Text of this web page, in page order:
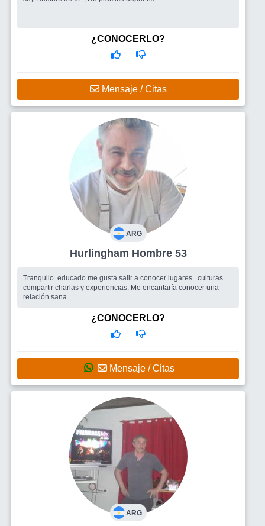
¿CONOCERLO?
Mensaje / Citas
ARG
Hurlingham Hombre 53
Tranquilo..educado me gusta salir a conocer lugares ..culturas
compartir charlas y experiencias. Me encantaría conocer una
relación sana....
¿CONOCERLO?
Mensaje / Citas
ARG